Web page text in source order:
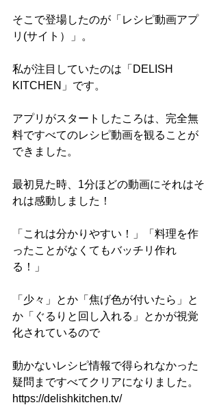
そこで登場したのが「レシピ動画アプ
リ(サイト）」。
私が注目していたのは「DELISH
KITCHEN」です。
アプリがスタートしたころは、完全無
料ですべてのレシピ動画を観ることが
できました。
最初見た時、1分ほどの動画にそれはそ
れは感動しました！
「これは分かりやすい！」「料理を作
ったことがなくてもバッチリ作れ
る！」
「少々」とか「焦げ色が付いたら」と
か「ぐるりと回し入れる」とかが視覚
化されているので
動かないレシピ情報で得られなかった
疑問まですべてクリアになりました。
https://delishkitchen.tv/